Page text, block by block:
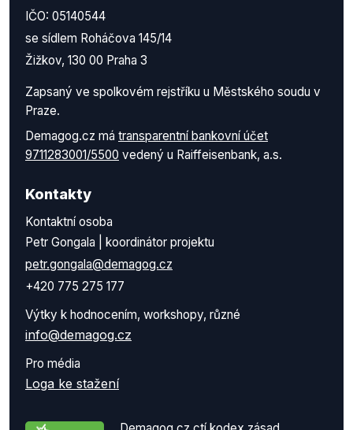
IČO: 05140544
se sídlem Roháčova 145/14
Žižkov, 130 00 Praha 3
Zapsaný ve spolkovém rejstříku u Městského soudu v
Praze.
Demagog.cz má transparentní bankovní účet
9711283001/5500 vedený u Raiffeisenbank, a.s.
Kontakty
Kontaktní osoba
Petr Gongala | koordinátor projektu
petr.gongala@demagog.cz
+420 775 275 177
Výtky k hodnocením, workshopy, různé
info@demagog.cz
Pro média
Loga ke stažení